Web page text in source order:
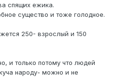
спящих ежика.
существо и тоже голодное.
250- взрослый и 150
и только потому что людей
народу- можно и не